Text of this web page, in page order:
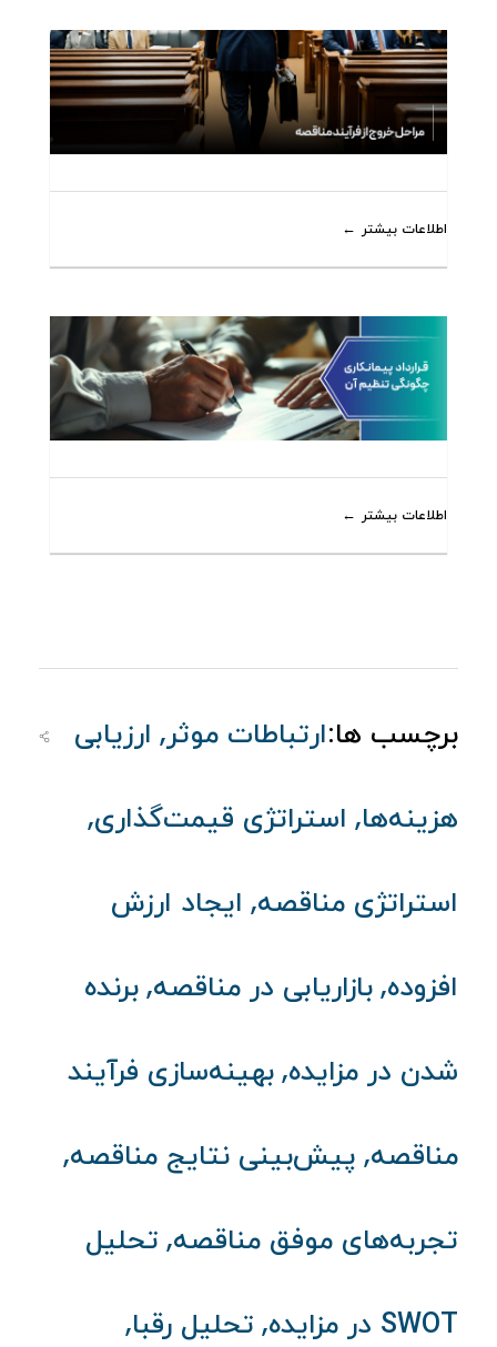
اطلاعات بیشتر
اطلاعات بیشتر
برچسب ها:ارتباطات موثر, ارزیابی
هزینه‌ها, استراتژی قیمت‌گذاری,
استراتژی مناقصه, ایجاد ارزش
افزوده, بازاریابی در مناقصه, برنده
شدن در مزایده, بهینه‌سازی فرآیند
مناقصه, پیش‌بینی نتایج مناقصه,
تجربه‌های موفق مناقصه, تحلیل
SWOT در مزایده , تحلیل رقبا,